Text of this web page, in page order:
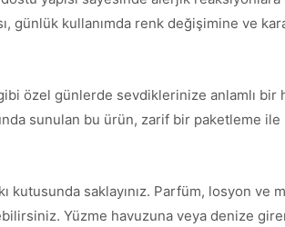
günlük kullanımda renk değişimine ve
özel günlerde sevdiklerinize anlamlı
sunulan bu ürün, zarif bir paketleme ile
kutusunda saklayınız. Parfüm, losyon
Yüzme havuzuna veya denize